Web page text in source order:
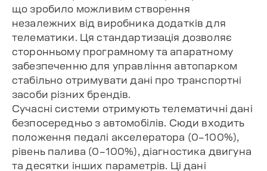
що зробило можливим створення
незалежних від виробника додатків для
телематики. Ця стандартизація дозволяє
сторонньому програмному та апаратному
забезпеченню для управління автопарком
стабільно отримувати дані про транспортні
засоби різних брендів.
Сучасні системи отримують телематичні дані
безпосередньо з автомобілів. Сюди входить
положення педалі акселератора (0–100%),
рівень палива (0–100%), діагностика двигуна
та десятки інших параметрів. Ці дані